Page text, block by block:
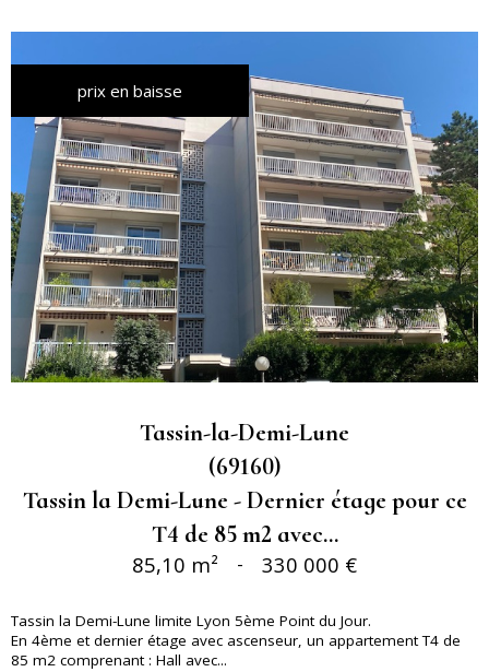
prix en baisse
Tassin-la-Demi-Lune
(69160)
Tassin la Demi-Lune - Dernier étage pour ce
T4 de 85 m2 avec...
85,10 m² - 330 000 €
Tassin la Demi-Lune limite Lyon 5ème Point du Jour.
En 4ème et dernier étage avec ascenseur, un appartement T4 de
85 m2 comprenant : Hall avec...